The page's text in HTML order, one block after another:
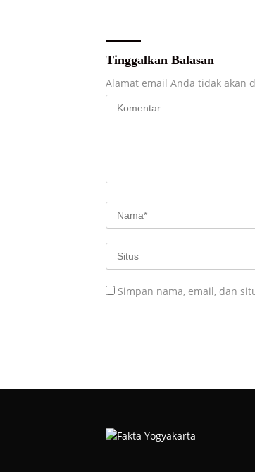
Tinggalkan Balasan
Alamat email Anda tidak akan
Simpan nama, email, dan